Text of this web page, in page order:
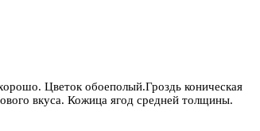
Цветок обоеполый.Гроздь коническая
вкуса. Кожица ягод средней толщины.